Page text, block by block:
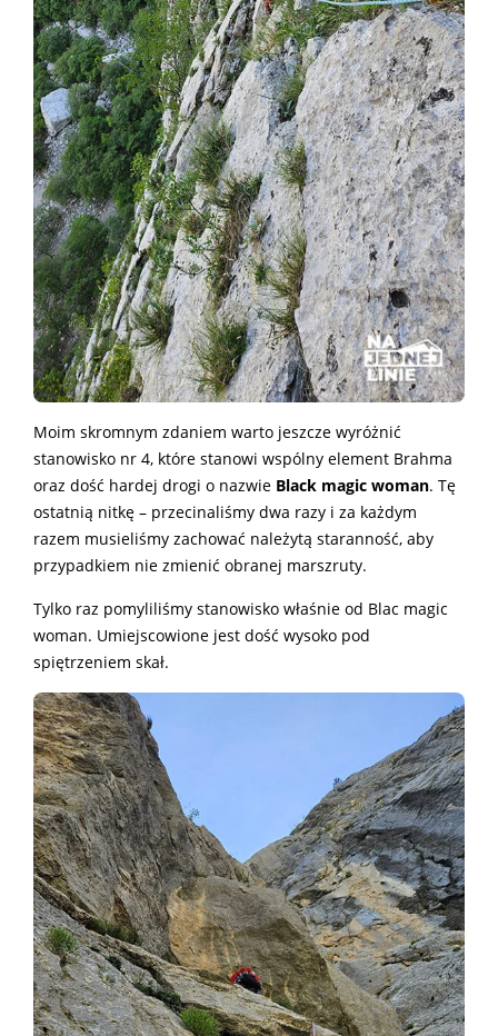
Moim skromnym zdaniem warto jeszcze wyróżnić
stanowisko nr 4, które stanowi wspólny element Brahma
oraz dość hardej drogi o nazwie Black magic woman. Tę
ostatnią nitkę – przecinaliśmy dwa razy i za każdym
razem musieliśmy zachować należytą staranność, aby
przypadkiem nie zmienić obranej marszruty.
Tylko raz pomyliliśmy stanowisko właśnie od Blac magic
woman. Umiejscowione jest dość wysoko pod
spiętrzeniem skał.